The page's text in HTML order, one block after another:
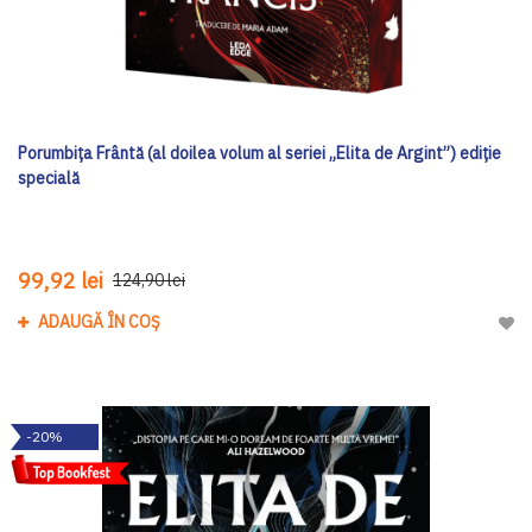
Porumbița Frântă (al doilea volum al seriei „Elita de Argint”) ediţie
specială
99,92 lei 124,90 lei
ADAUGĂ ÎN COȘ
-20%